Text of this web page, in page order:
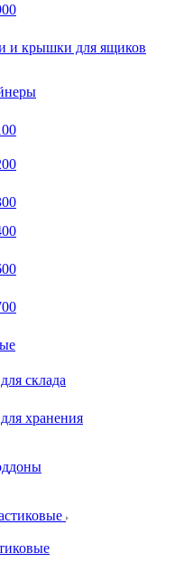
и крышки для ящиков
склада
хранения